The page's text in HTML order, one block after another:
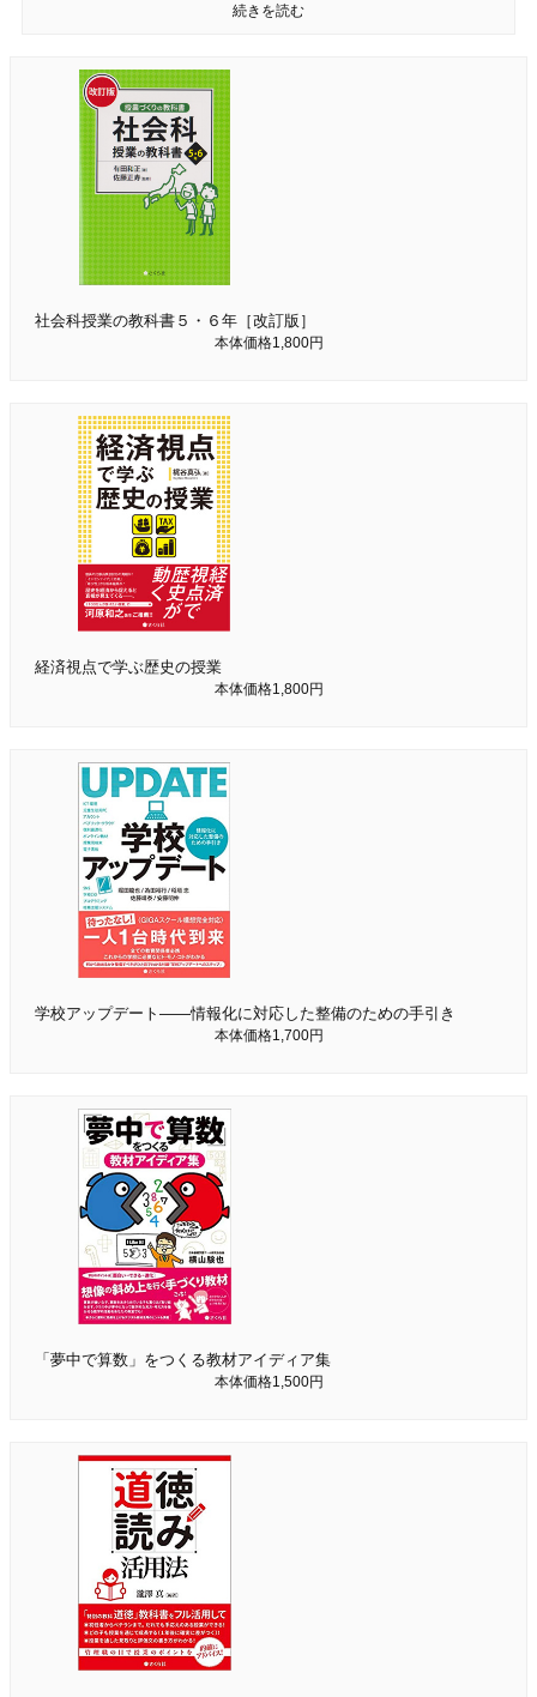
続きを読む
社会科授業の教科書５・６年［改訂版］
本体価格1,800円
経済視点で学ぶ歴史の授業
本体価格1,800円
学校アップデート――情報化に対応した整備のための手引き
本体価格1,700円
「夢中で算数」をつくる教材アイディア集
本体価格1,500円